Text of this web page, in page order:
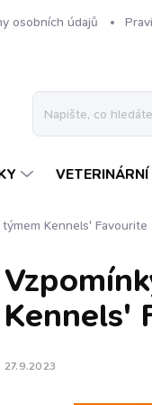
osobních údajů
Kennels' Favourite
Kennels'
27.9.2023